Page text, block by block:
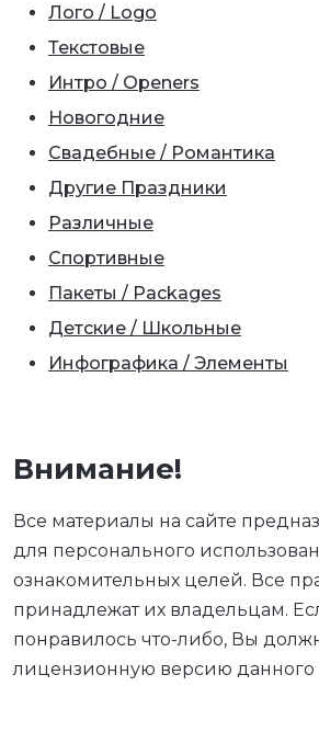
Лого / Logo
Текстовые
Интро / Openers
Новогодние
Свадебные / Романтика
Другие Праздники
Различные
Спортивные
Пакеты / Packages
Детские / Школьные
Инфографика / Элементы
Внимание!
Все материалы на сайте
для персонального
ознакомительных целей. Все
принадлежат их владельцам.
понравилось что-либо, Вы
лицензионную версию данного